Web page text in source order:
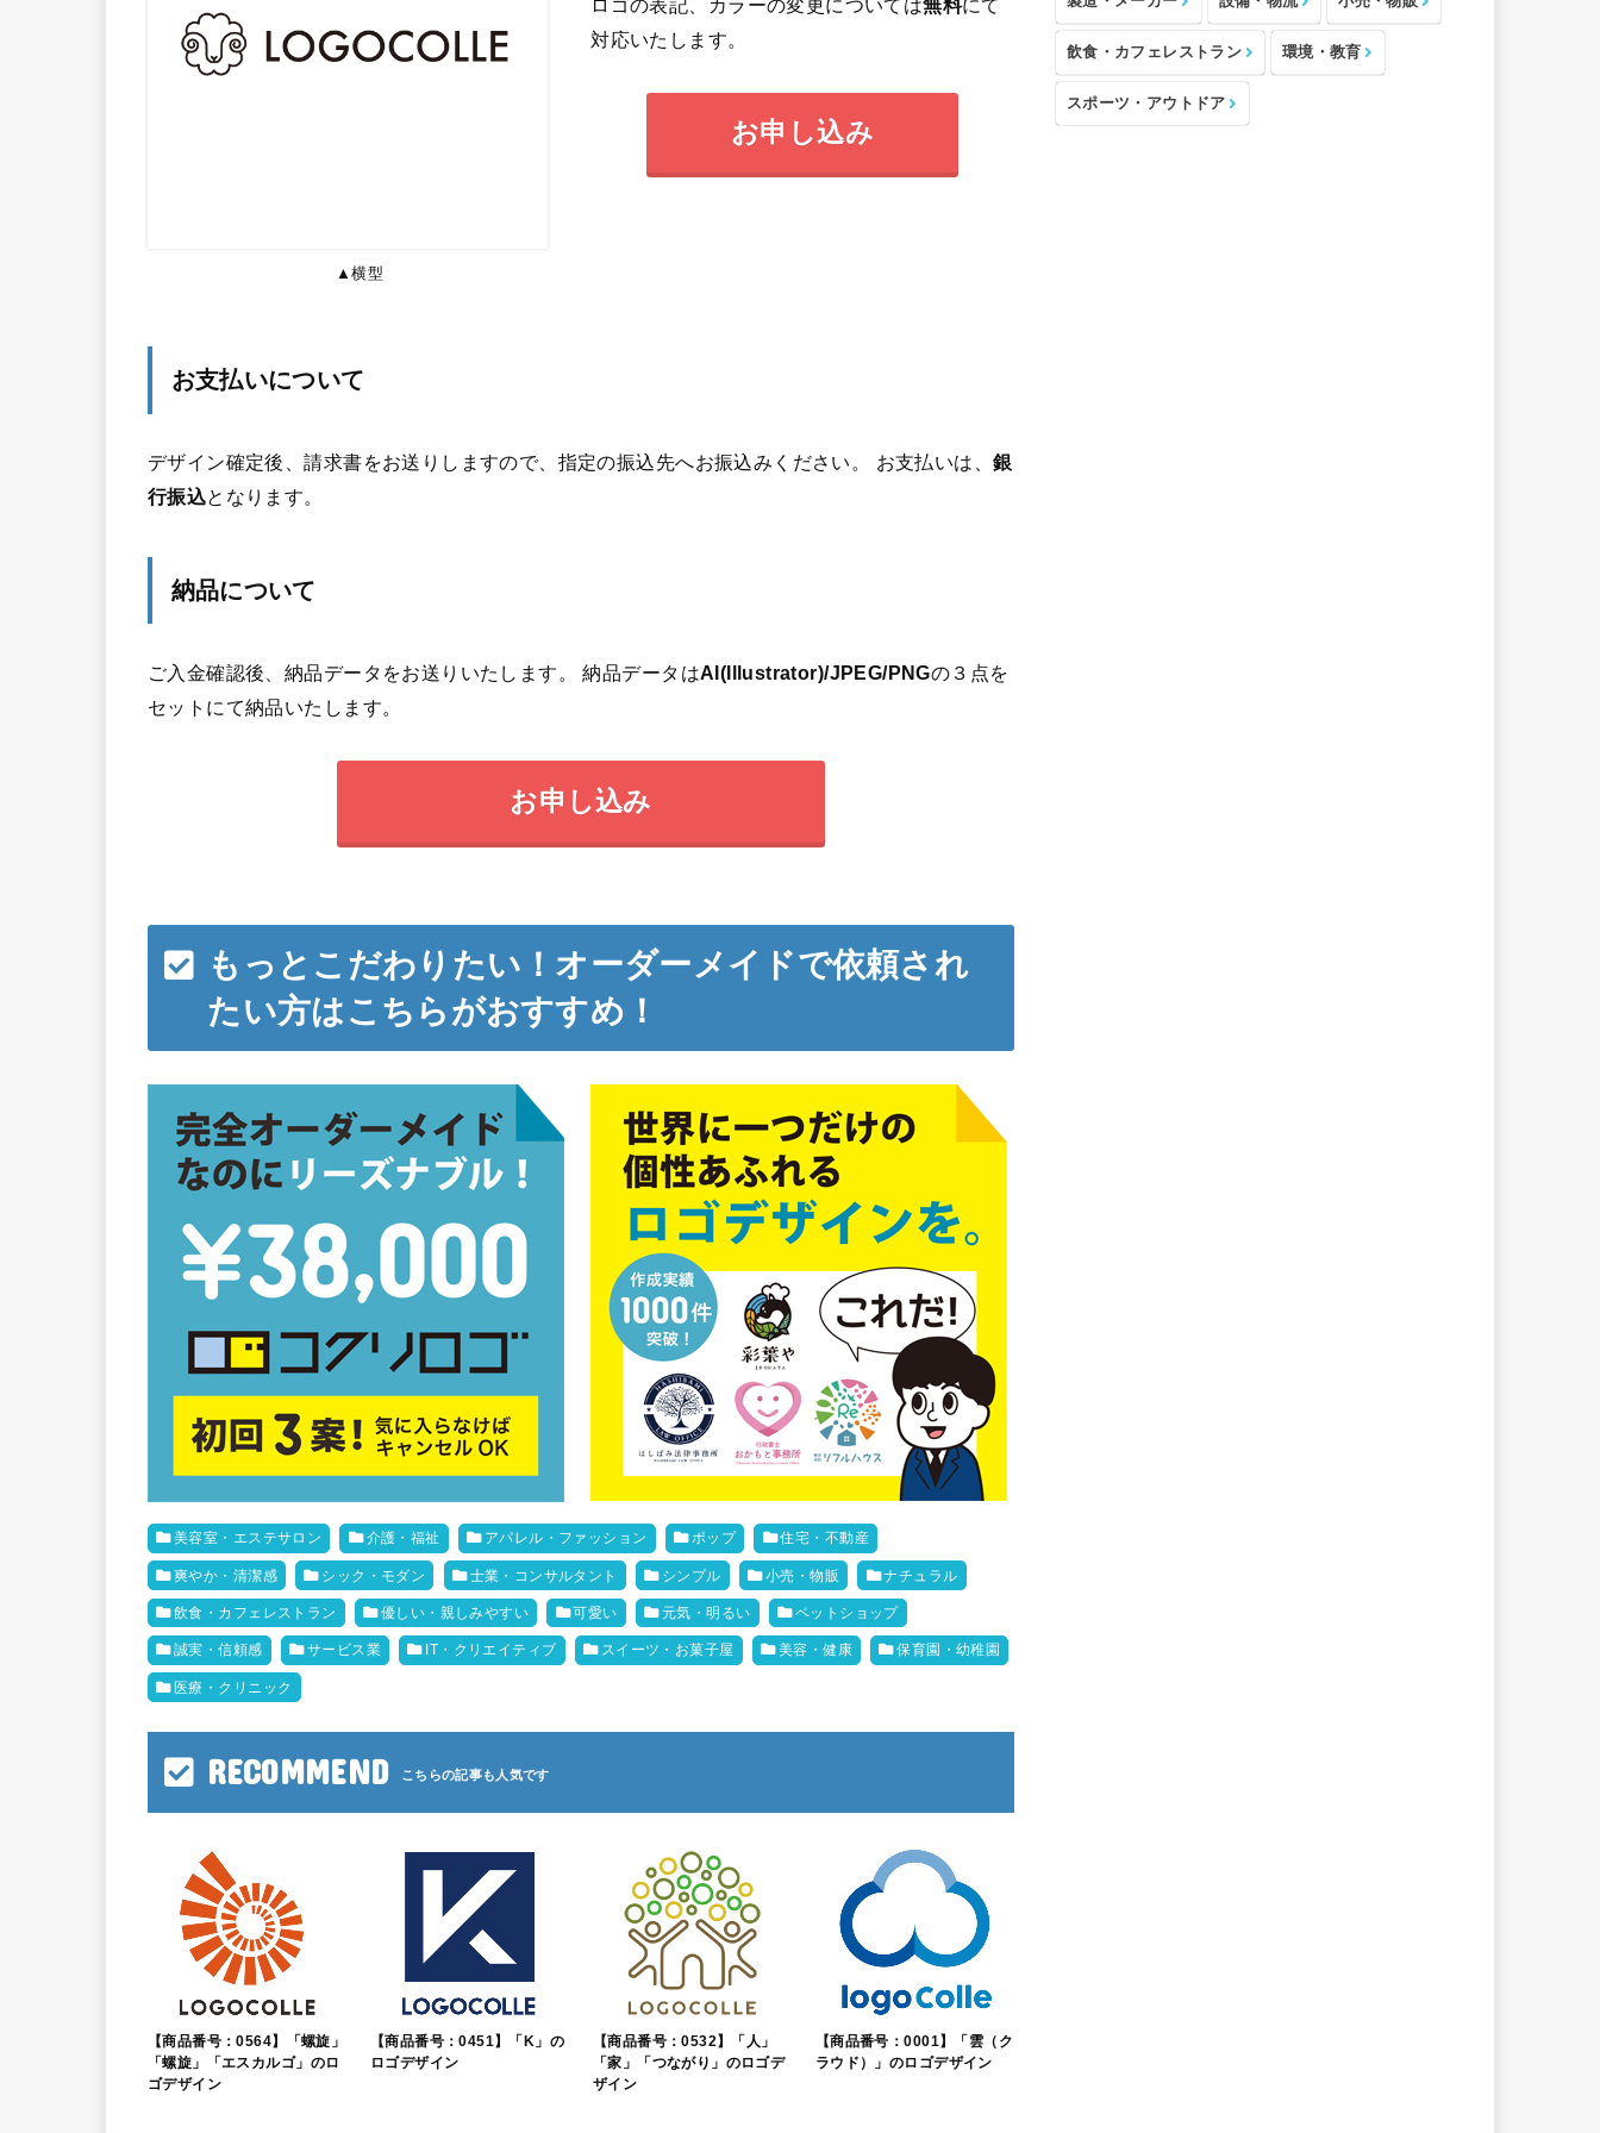
▲横型
ロゴの表記、カラーの変更については無料にて
対応いたします。
お申し込み
お支払いについて
デザイン確定後、請求書をお送りしますので、指定の振込先へお振込みください。 お支払いは、銀
行振込となります。
納品について
ご入金確認後、納品データをお送りいたします。 納品データはAI(Illustrator)/JPEG/PNGの３点を
セットにて納品いたします。
お申し込み
もっとこだわりたい！オーダーメイドで依頼され
たい方はこちらがおすすめ！
美容室・エステサロン 介護・福祉 アパレル・ファッション ポップ 住宅・不動産
爽やか・清潔感 シック・モダン 士業・コンサルタント シンプル 小売・物販 ナチュラル
飲食・カフェレストラン 優しい・親しみやすい 可愛い 元気・明るい ペットショップ
誠実・信頼感 サービス業 IT・クリエイティブ スイーツ・お菓子屋 美容・健康 保育園・幼稚園
医療・クリニック
RECOMMEND
【商品番号：0564】「螺旋」
「螺旋」「エスカルゴ」のロ
ゴデザイン
【商品番号：0451】「K」の
ロゴデザイン
【商品番号：0532】「人」
「家」「つながり」のロゴデ
ザイン
【商品番号：0001】「雲（ク
ラウド）」のロゴデザイン
飲食・カフェレストラン 環境・教育
スポーツ・アウトドア